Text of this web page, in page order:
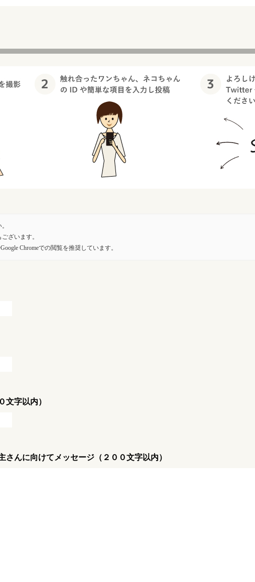
ざいます。
Chromeでの閲覧を推奨しています。
文字以内）
んに向けてメッセージ（２００文字以内）